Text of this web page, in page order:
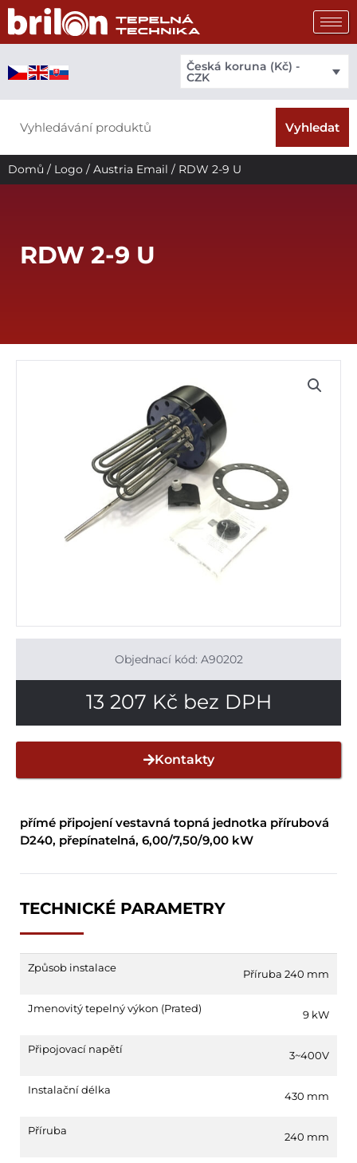
Přeskočit
obsah
Česká koruna (Kč) -
CZK
Vyhledat
Domů / Logo / Austria Email / RDW 2-9 U
RDW 2-9 U
přímé připojení vestavná topná jednotka přírubová
D240, přepínatelná, 6,00/7,50/9,00 kW
TECHNICKÉ PARAMETRY
Způsob instalace Příruba 240 mm
Jmenovitý tepelný výkon (Prated) 9 kW
Připojovací napětí 3~400V
Instalační délka 430 mm
Příruba 240 mm
Objednací kód: A90202
13 207 Kč bez DPH
Kontakty